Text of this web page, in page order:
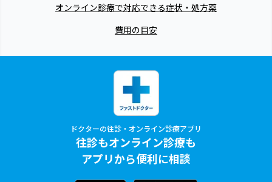
オンライン診療で対応できる症状・処方薬
費用の目安
ドクターの往診・オンライン診療アプリ
往診もオンライン診療も
アプリから便利に相談